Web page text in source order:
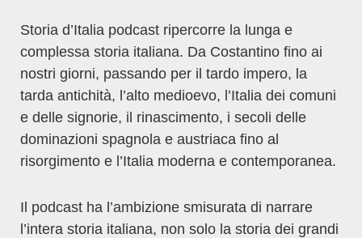
Storia d’Italia podcast ripercorre la lunga e
complessa storia italiana. Da Costantino fino ai
nostri giorni, passando per il tardo impero, la
tarda antichità, l’alto medioevo, l’Italia dei comuni
e delle signorie, il rinascimento, i secoli delle
dominazioni spagnola e austriaca fino al
risorgimento e l’Italia moderna e contemporanea.
Il podcast ha l’ambizione smisurata di narrare
l’intera storia italiana, non solo la storia dei grandi